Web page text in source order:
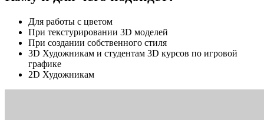
Для работы с цветом
При текстурировании 3D моделей
При создании собственного стиля
3D Художникам и студентам 3D курсов по игровой
графике
2D Художникам